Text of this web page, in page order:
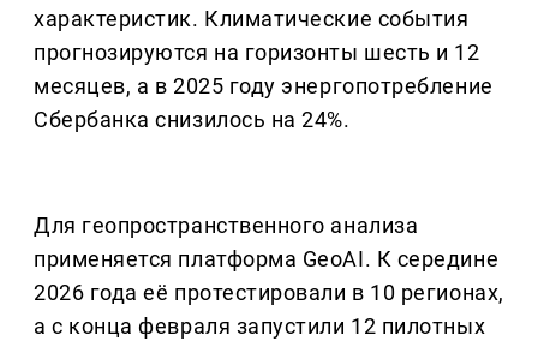
характеристик. Климатические события
прогнозируются на горизонты шесть и 12
месяцев, а в 2025 году энергопотребление
Сбербанка снизилось на 24%.
Для геопространственного анализа
применяется платформа GeoAI. К середине
2026 года её протестировали в 10 регионах,
а с конца февраля запустили 12 пилотных